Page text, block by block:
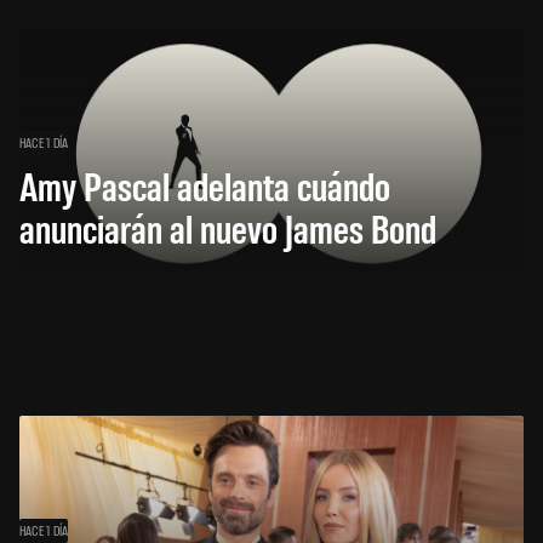
HACE 1 DÍA
Amy Pascal adelanta cuándo
anunciarán al nuevo James Bond
HACE 1 DÍA